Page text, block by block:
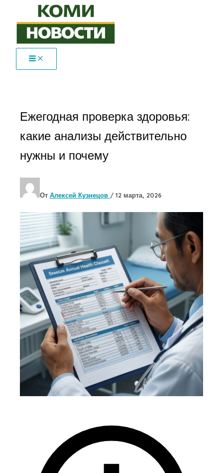
содержимому
Ежегодная проверка здоровья:
какие анализы действительно
нужны и почему
От Алексей Кузнецов / 12 марта, 2026